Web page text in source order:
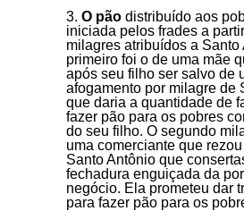
O pão distribuído aos
iniciada pelos frades a
milagres atribuídos a Santo
primeiro foi o de uma mãe
após seu filho ser salvo de
afogamento por milagre de
que daria a quantidade de
fazer pão para os pobres
do seu filho. O segundo
uma comerciante que
Santo Antônio que
fechadura enguiçada da
negócio. Ela prometeu dar
para fazer pão para os